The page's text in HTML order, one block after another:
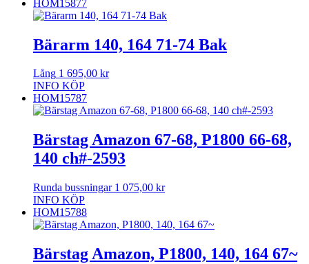
HOM15877
Bärarm 140, 164 71-74 Bak
Lång 1 695,00 kr
INFO KÖP
HOM15787
Bärstag Amazon 67-68, P1800 66-68,
140 ch#-2593
Runda bussningar 1 075,00 kr
INFO KÖP
HOM15788
Bärstag Amazon, P1800, 140, 164 67~